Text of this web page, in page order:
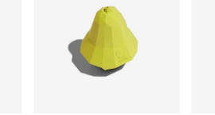
пока он играет!
поможет игрушкам прослужить
сохранить питомца в